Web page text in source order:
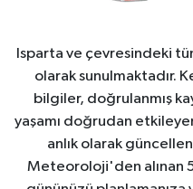
Isparta ve çevresindeki
olarak sunulmaktadır.
bilgiler, doğrulanmış
yaşamı doğrudan
anlık olarak
Meteoroloji'den alınan